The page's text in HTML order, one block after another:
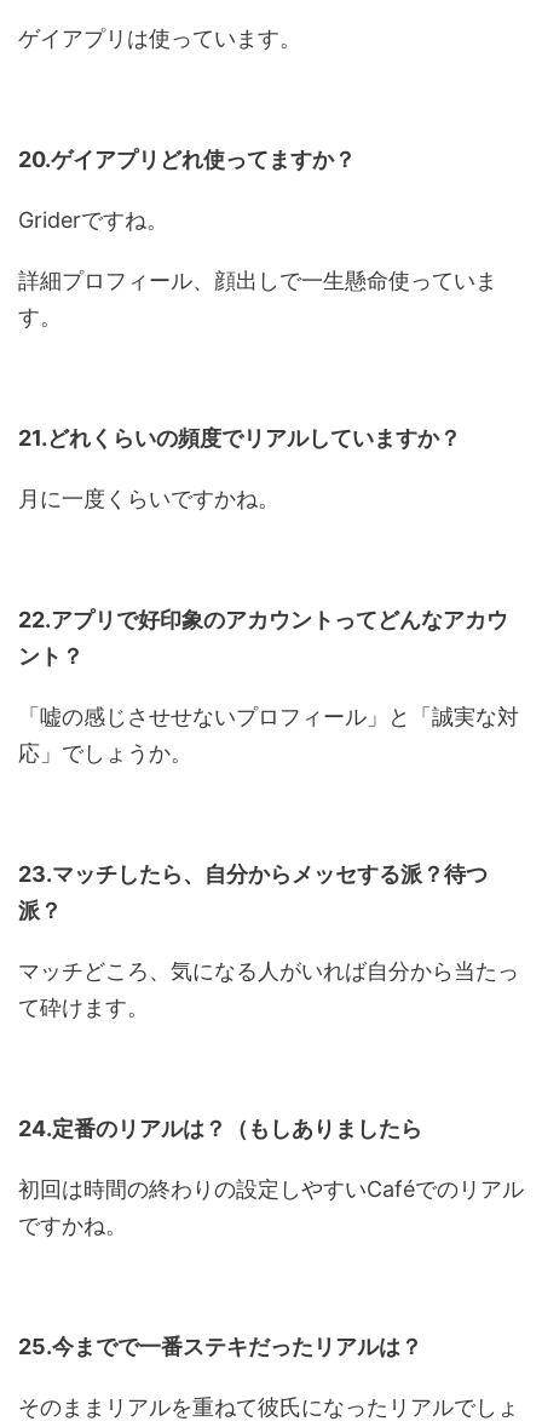
ゲイアプリは使っています。
20.ゲイアプリどれ使ってますか？
Griderですね。
詳細プロフィール、顔出しで一生懸命使っていま
す。
21.どれくらいの頻度でリアルしていますか？
月に一度くらいですかね。
22.アプリで好印象のアカウントってどんなアカウ
ント？
「嘘の感じさせせないプロフィール」と「誠実な対
応」でしょうか。
23.マッチしたら、自分からメッセする派？待つ
派？
マッチどころ、気になる人がいれば自分から当たっ
て砕けます。
24.定番のリアルは？（もしありましたら
初回は時間の終わりの設定しやすいCaféでのリアル
ですかね。
25.今までで一番ステキだったリアルは？
そのままリアルを重ねて彼氏になったリアルでしょ